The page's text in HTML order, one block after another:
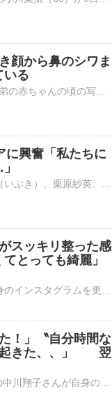
顔から鼻のシワま
いる
に興奮「私たちに
スッキリ整った感
とっても綺麗」
！」〝自分時間な
起きた、、」 翌